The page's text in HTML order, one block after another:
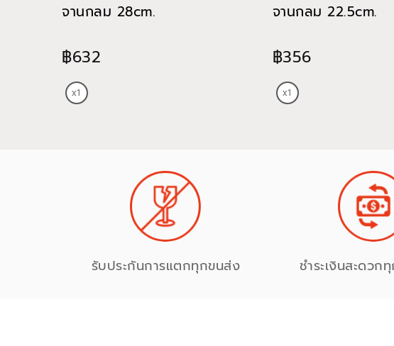
จานกลม 28cm.
฿632
จานกลม 22.5cm.
฿356
รับประกันการแตกทุกขนส่ง ชำระเงินสะดวก